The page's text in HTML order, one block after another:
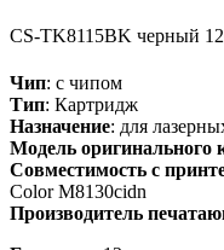
CS-TK8115BK черный
Чип: с чипом
Тип: Картридж
Назначение: для
Модель оригинального
Совместимость с
Color M8130cidn
Производитель